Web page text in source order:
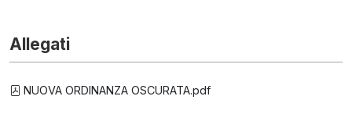
Allegati
NUOVA ORDINANZA OSCURATA.pdf